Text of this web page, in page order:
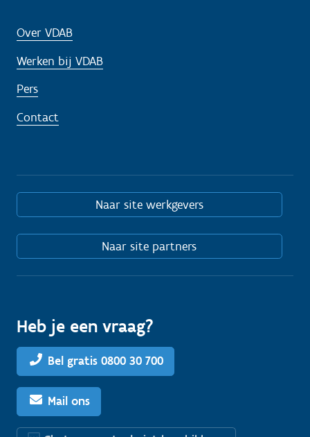
Over VDAB
Werken bij VDAB
Pers
Contact
Naar site werkgevers
Naar site partners
Heb je een vraag?
Bel gratis 0800 30 700
Mail ons